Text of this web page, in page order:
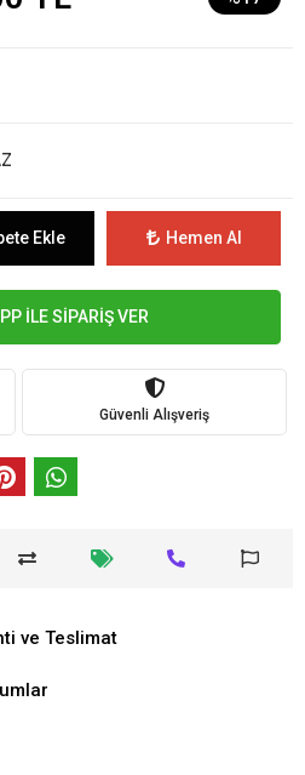
Ekle Hemen Al
İLE SİPARİŞ VER
Güvenli Alışveriş
ve Teslimat